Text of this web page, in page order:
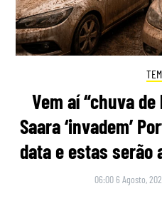
Vem aí “chuva
Saara ‘invadem’
data e estas serão
06:00 6 Agosto,